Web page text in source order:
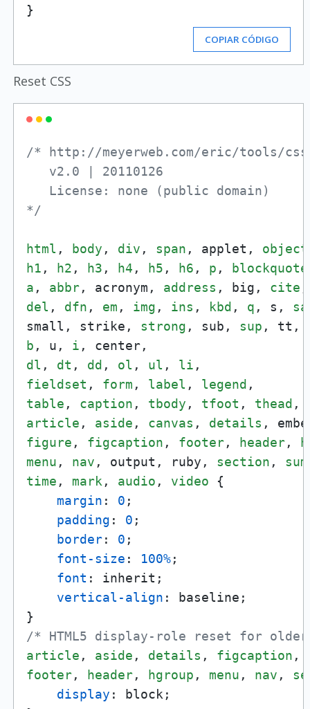
COPIAR CÓDIGO
Reset CSS
/* http://meyerweb.com/eric/tools/
   v2.0 | 20110126
   License: none (public domain)
*/
html , body , div , span , applet, object
h1 , h2 , h3 , h4 , h5 , h6 , p ,
blockquote
a , abbr, acronym, address , big, cite
del , dfn , em , img , ins , kbd , q , s,
small, strike, strong , sub, sup , tt,
b , u, i
dl , dt , dd , ol , ul , li
fieldset , form , label , legend
table , caption , tbody , tfoot , thead ,
article , aside , canvas , details
figure , figcaption , footer, header,
menu , nav , output, ruby, section ,
time , mark , audio , video {
margin : 0 ;
padding : 0 ;
border: 0 ;
font-size : 100%;
font : inherit;
vertical-align : baseline;
/* HTML5 display-role reset for
article , aside , details , figcaption ,
footer, header, hgroup , menu , nav ,
display : block;